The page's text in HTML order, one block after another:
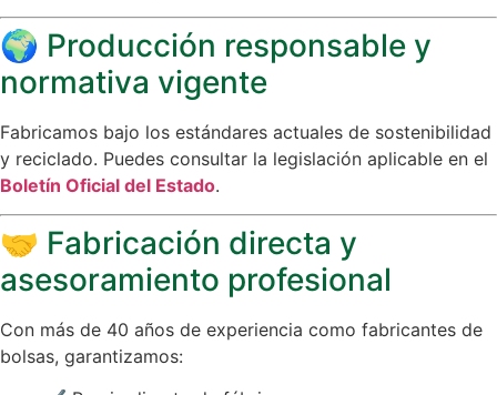
🌍 Producción responsable y
normativa vigente
Fabricamos bajo los estándares actuales de sostenibilidad
y reciclado. Puedes consultar la legislación aplicable en el
Boletín Oficial del Estado.
🤝 Fabricación directa y
asesoramiento profesional
Con más de 40 años de experiencia como fabricantes de
bolsas, garantizamos: